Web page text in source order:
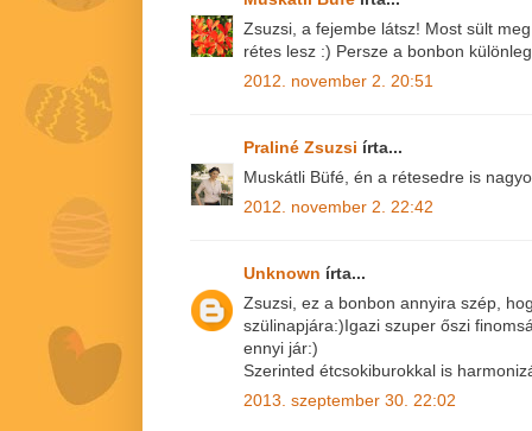
Zsuzsi, a fejembe látsz! Most sült
rétes lesz :) Persze a bonbon
2012. november 2. 20:51
Praliné Zsuzsi írta...
Muskátli Büfé, én a rétesedre is
2012. november 2. 22:42
Unknown írta...
Zsuzsi, ez a bonbon annyira szép,
szülinapjára:)Igazi szuper őszi
ennyi jár:)
Szerinted étcsokiburokkal is
2013. szeptember 30. 22:02